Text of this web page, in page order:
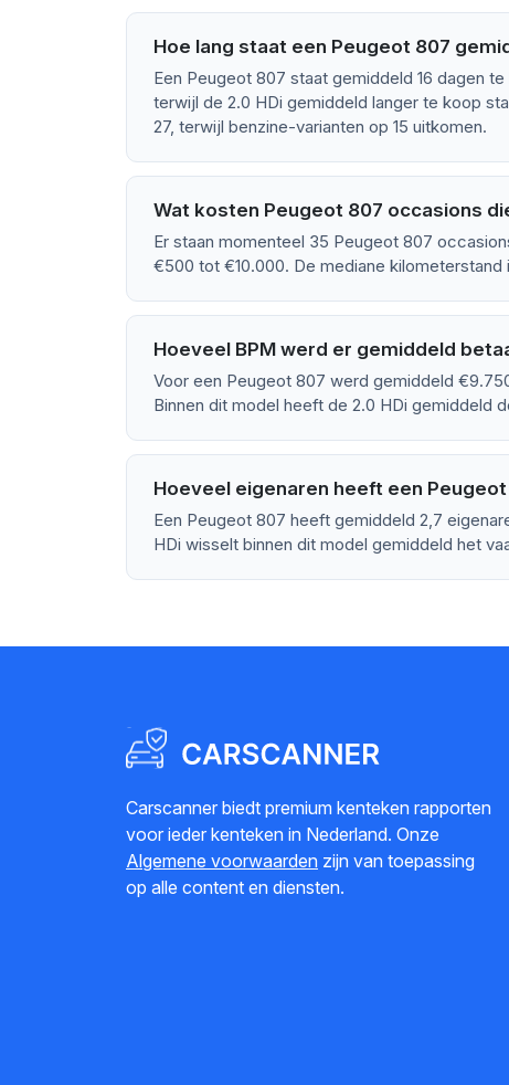
Hoe lang staat een Peugeot 807
Een Peugeot 807 staat gemiddeld 16 dagen
terwijl de 2.0 HDi gemiddeld langer te koop
27, terwijl benzine-varianten op 15 uitkomen.
Wat kosten Peugeot 807 occasions
Er staan momenteel 35 Peugeot 807
€500 tot €10.000. De mediane kilometerstand
Hoeveel BPM werd er gemiddeld
Voor een Peugeot 807 werd gemiddeld
Binnen dit model heeft de 2.0 HDi gemiddeld
Hoeveel eigenaren heeft een
Een Peugeot 807 heeft gemiddeld 2,7
HDi wisselt binnen dit model gemiddeld het
Carscanner biedt premium kenteken rapporten
voor ieder kenteken in Nederland. Onze
Algemene voorwaarden zijn van toepassing
op alle content en diensten.